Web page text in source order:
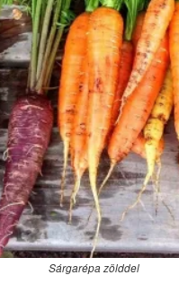
Sárgarépa zölddel